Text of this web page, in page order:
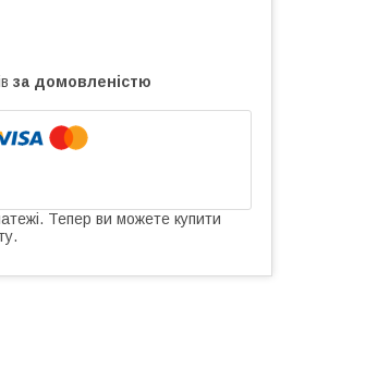
за домовленістю
Тепер ви можете купити